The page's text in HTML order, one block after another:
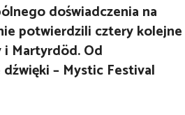
doświadczenia na
potwierdzili cztery kolejne
i Martyrdöd. Od
– Mystic Festival